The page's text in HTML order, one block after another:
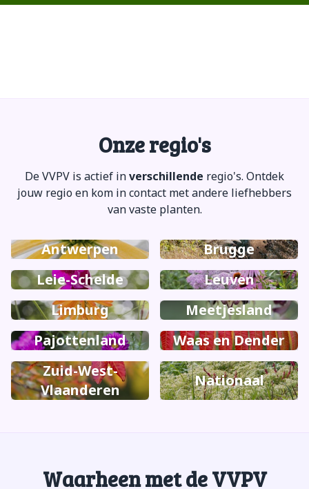
Open Tuinen bij VVPV leden
Onze regio's
De VVPV is actief inverschillende regio's. Ontdek
jouw regio en kom in contact met andere liefhebbers
van vaste planten.
Antwerpen
Brugge
Leie-Schelde
Leuven
Limburg
Meetjesland
Pajottenland
Waas en Dender
Zuid-West-
Vlaanderen
Nationaal
Waarheen met de VVPV